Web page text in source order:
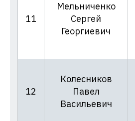
11
Мельниченко
Сергей
Георгиевич
12
Колесников
Павел
Васильевич